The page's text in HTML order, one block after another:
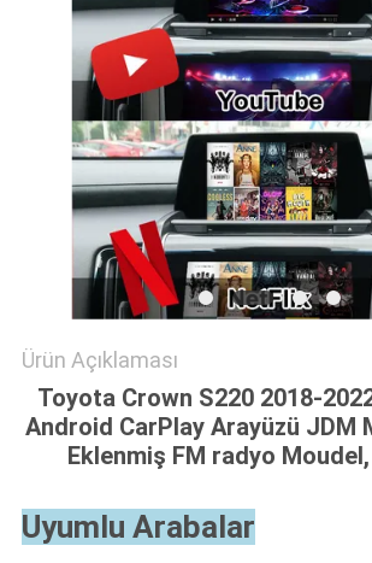
HARITASI
PRIVACY
POLICY
Ürün Açıklaması
Toyota Crown S220 2018-
Android CarPlay Arayüzü JDM
Eklenmiş FM radyo
Uyumlu Arabalar